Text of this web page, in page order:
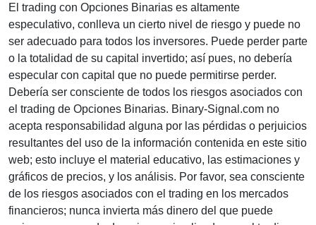
El trading con Opciones Binarias es altamente
especulativo, conlleva un cierto nivel de riesgo y puede no
ser adecuado para todos los inversores. Puede perder parte
o la totalidad de su capital invertido; así pues, no debería
especular con capital que no puede permitirse perder.
Debería ser consciente de todos los riesgos asociados con
el trading de Opciones Binarias. Binary-Signal.com no
acepta responsabilidad alguna por las pérdidas o perjuicios
resultantes del uso de la información contenida en este sitio
web; esto incluye el material educativo, las estimaciones y
gráficos de precios, y los análisis. Por favor, sea consciente
de los riesgos asociados con el trading en los mercados
financieros; nunca invierta más dinero del que puede